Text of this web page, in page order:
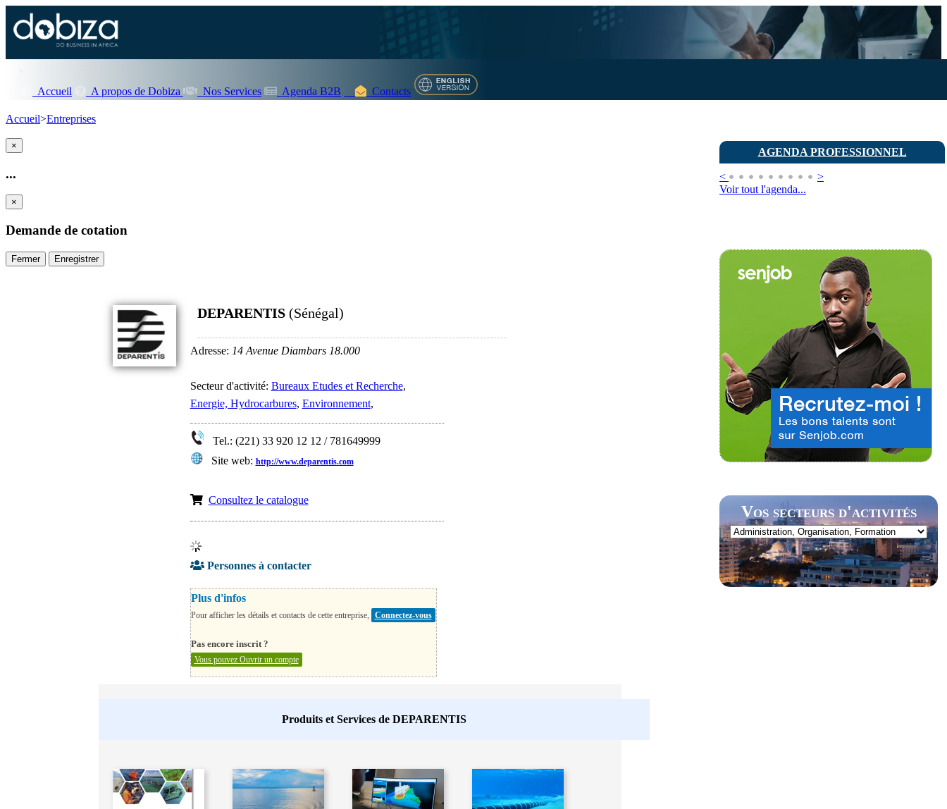
Accueil A propos de Dobiza Nos Services Agenda B2B Contacts
AGENDA PROFESSIONNEL
<
>
Voir tout l'agenda...
Vos secteurs d'activités
Accueil>Entreprises
×
...
×
Demande de cotation
Fermer Enregistrer
DEPARENTIS(Sénégal)
Adresse: 14 Avenue Diambars 18.000
Secteur d'activité: Bureaux Etudes et Recherche,
Energie, Hydrocarbures, Environnement,
Tel.: (221) 33 920 12 12 / 781649999
Site web: http://www.deparentis.com
Consultez le catalogue
Personnes à contacter
Plus d'infos
Pour afficher les détails et contacts de cette entreprise, Connectez-vous
Pas encore inscrit ?
Vous pouvez Ouvrir un compte
Produits et Services de DEPARENTIS